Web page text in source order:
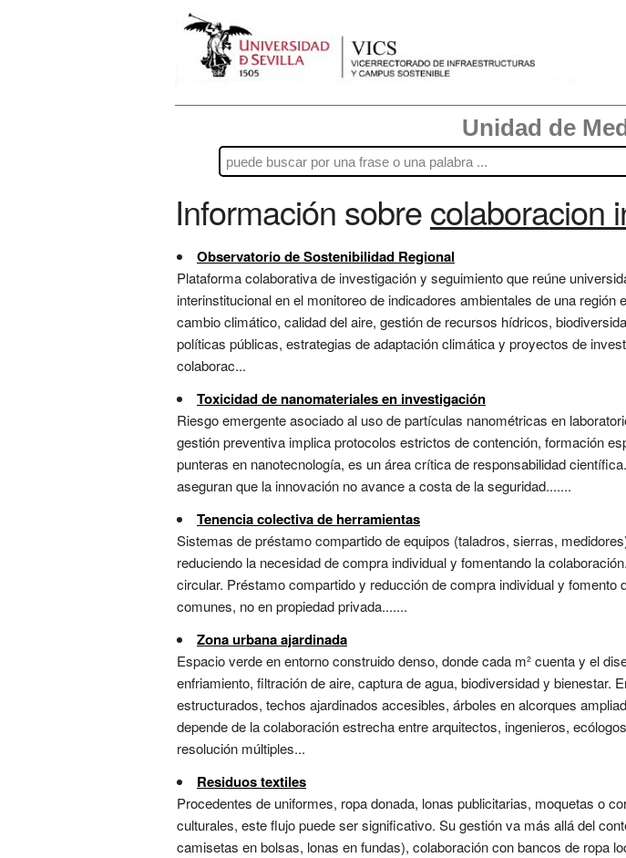
Unidad de
Información sobrecolaboracion
Observatorio de Sostenibilidad Regional
Plataforma colaborativa de investigación y seguimiento que reúne
interinstitucional en el monitoreo de indicadores ambientales de una
cambio climático, calidad del aire, gestión de recursos hídricos,
políticas públicas, estrategias de adaptación climática y proyectos de
colaborac...
Toxicidad de nanomateriales en investigación
Riesgo emergente asociado al uso de partículas nanométricas en
gestión preventiva implica protocolos estrictos de contención, formación
punteras en nanotecnología, es un área crítica de responsabilidad
aseguran que la innovación no avance a costa de la seguridad.......
Tenencia colectiva de herramientas
Sistemas de préstamo compartido de equipos (taladros, sierras,
reduciendo la necesidad de compra individual y fomentando la
circular. Préstamo compartido y reducción de compra individual y
comunes, no en propiedad privada.......
Zona urbana ajardinada
Espacio verde en entorno construido denso, donde cada m² cuenta y el
enfriamiento, filtración de aire, captura de agua, biodiversidad y
estructurados, techos ajardinados accesibles, árboles en alcorques
depende de la colaboración estrecha entre arquitectos, ingenieros,
resolución múltiples...
Residuos textiles
Procedentes de uniformes, ropa donada, lonas publicitarias, moquetas o
culturales, este flujo puede ser significativo. Su gestión va más allá del
camisetas en bolsas, lonas en fundas), colaboración con bancos de ropa